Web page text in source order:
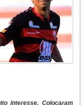
interesse. Colocaram